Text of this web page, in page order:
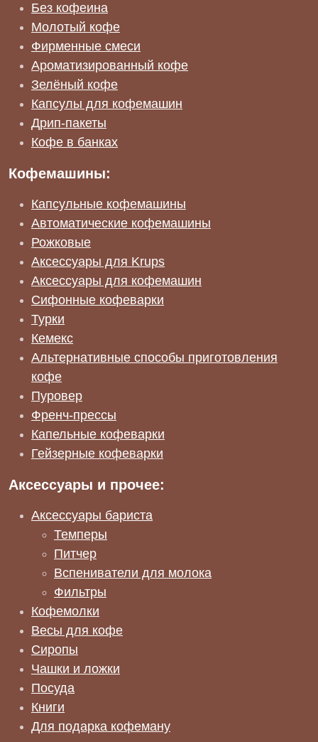
Без кофеина
Молотый кофе
Фирменные смеси
Ароматизированный кофе
Зелёный кофе
Капсулы для кофемашин
Дрип-пакеты
Кофе в банках
Кофемашины:
Капсульные кофемашины
Автоматические кофемашины
Рожковые
Аксессуары для Krups
Аксессуары для кофемашин
Сифонные кофеварки
Турки
Кемекс
Альтернативные способы приготовления
кофе
Пуровер
Френч-прессы
Капельные кофеварки
Гейзерные кофеварки
Аксессуары и прочее:
Аксессуары бариста
Темперы
Питчер
Вспениватели для молока
Фильтры
Кофемолки
Весы для кофе
Сиропы
Чашки и ложки
Посуда
Книги
Для подарка кофеману